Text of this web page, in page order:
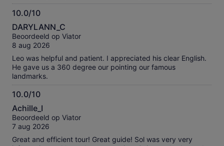
10.0/10
10.0
van
10
DARYLANN_C
Beoordeeld op Viator
8 aug 2026
Leo was helpful and patient. I appreciated his clear English.
He gave us a 360 degree our pointing our famous
landmarks.
10.0/10
10.0
van
10
Achille_I
Beoordeeld op Viator
7 aug 2026
Great and efficient tour! Great guide! Sol was very very